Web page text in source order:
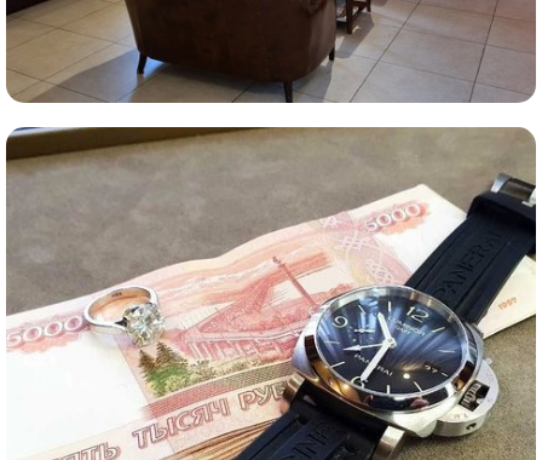
Комиссионная продажа